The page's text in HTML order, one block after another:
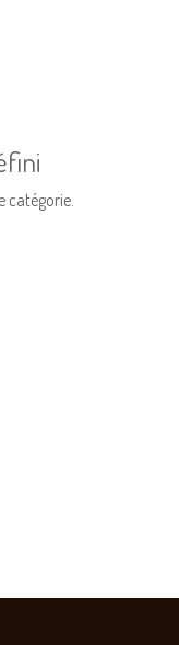
catégorie.